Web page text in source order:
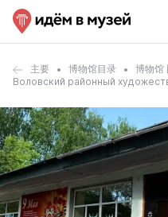
主要 博物馆目录
博物馆
Воловский районный